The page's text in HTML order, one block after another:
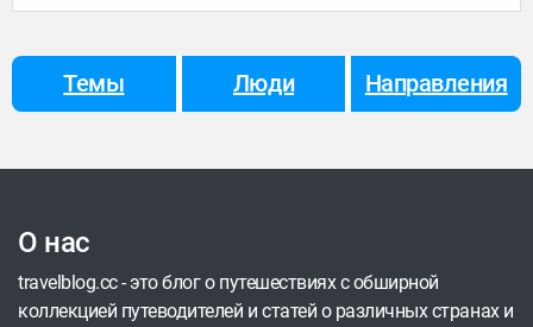
«Республика Поленово». Доехать до нее можно
километров от МКАД по Симферопольскому
шоссе. Размышляя, куда отправиться с двумя
Темы Люди Направления
О нас
travelblog.cc - это блог о путешествиях с обширной
коллекцией путеводителей и статей о различных странах и